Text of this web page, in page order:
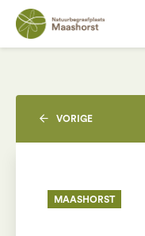
VORIGE
MAASHORST